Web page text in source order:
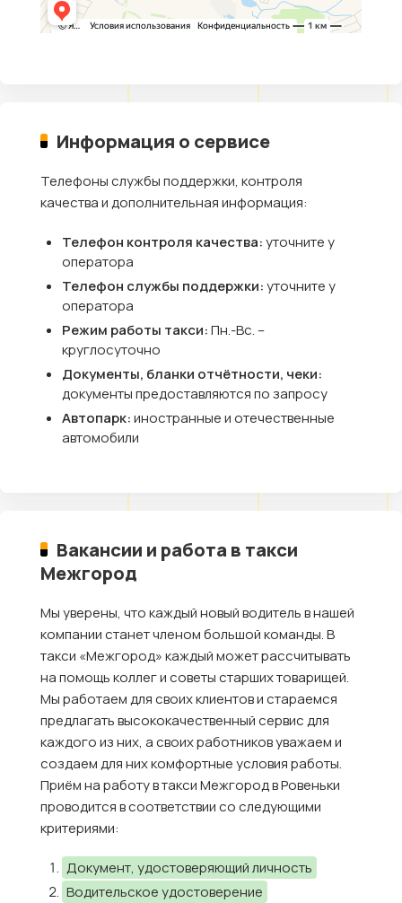
Информация о сервисе
Телефоны службы поддержки, контроля
качества и дополнительная информация:
Телефон контроля качества:уточните у
оператора
Телефон службы поддержки:уточните у
оператора
Режим работы такси:Пн.-Вс. –
круглосуточно
Документы, бланки отчётности, чеки:
документы предоставляются по запросу
Автопарк:иностранные и отечественные
автомобили
Вакансии и работа в такси
Межгород
Мы уверены, что каждый новый водитель в нашей
компании станет членом большой команды. В
такси «Межгород» каждый может рассчитывать
на помощь коллег и советы старших товарищей.
Мы работаем для своих клиентов и стараемся
предлагать высококачественный сервис для
каждого из них, а своих работников уважаем и
создаем для них комфортные условия работы.
Приём на работу в такси Межгород в Ровеньки
проводится в соответствии со следующими
критериями:
Документ, удостоверяющий личность
Водительское удостоверение